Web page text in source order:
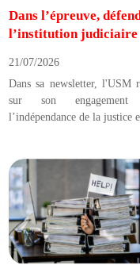
Dans l’épreuve,
l’institution judiciaire
21/07/2026
Dans sa newsletter, l'USM
sur son engagement
l’indépendance de la justice